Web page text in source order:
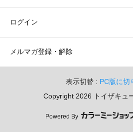
ログイン
メルマガ登録・解除
表示切替 : PC版に切
Copyright 2026 トイザキュ
Powered By